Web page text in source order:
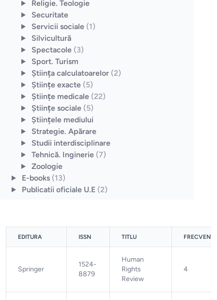
Religie. Teologie
Securitate
Servicii sociale (1)
Silvicultură
Spectacole (3)
Sport. Turism
Ştiinţa calculatoarelor (2)
Ştiinţe exacte (5)
Ştiinţe medicale (22)
Ştiinţe sociale (5)
Ştiinţele mediului
Strategie. Apărare
Studii interdisciplinare
Tehnică. Inginerie (7)
Zoologie
E-books (13)
Publicatii oficiale U.E (2)
EDITURA ISSN TITLU FRECVENTA
Springer
1524-
8879
Human
Rights
Review
4